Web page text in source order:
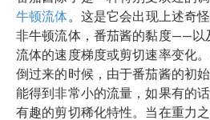
牛顿流体 。这是它会出现上述奇
非牛顿流体，番茄酱的黏度——
流体的速度梯度或剪切速率变化
倒过来的时候，由于番茄酱的初
能得到非常小的流量，如果有的
有趣的剪切稀化特性。当在重力